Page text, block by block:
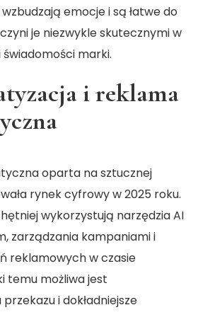
emocje i są łatwe do
je niezwykle skutecznymi w
świadomości marki.
i reklama
oparta na sztucznej
rynek cyfrowy w 2025 roku.
wykorzystują narzędzia AI
zarządzania kampaniami i
reklamowych w czasie
temu możliwa jest
i dokładniejsze